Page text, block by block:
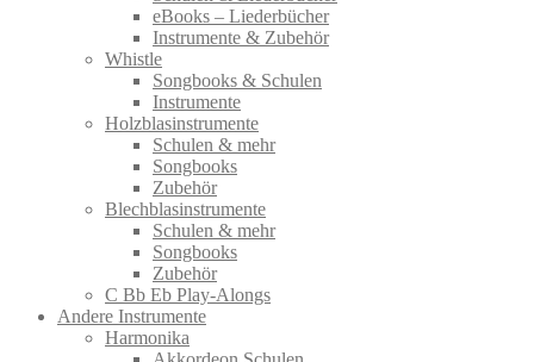
eBooks – Liederbücher
Instrumente & Zubehör
Whistle
Songbooks & Schulen
Instrumente
Holzblasinstrumente
Schulen & mehr
Songbooks
Zubehör
Blechblasinstrumente
Schulen & mehr
Songbooks
Zubehör
C Bb Eb Play-Alongs
Andere Instrumente
Harmonika